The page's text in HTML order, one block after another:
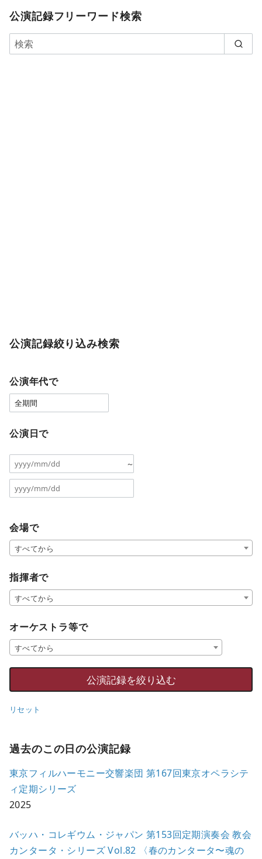
公演記録フリーワード検索
公演記録絞り込み検索
公演年代で
公演日で
～
会場で
すべてから
指揮者で
すべてから
オーケストラ等で
すべてから
リセット
過去のこの日の公演記録
東京フィルハーモニー交響楽団 第167回東京オペラシテ
ィ定期シリーズ
2025
バッハ・コレギウム・ジャパン 第153回定期演奏会 教会
カンタータ・シリーズ Vol.82 〈春のカンタータ〜魂の